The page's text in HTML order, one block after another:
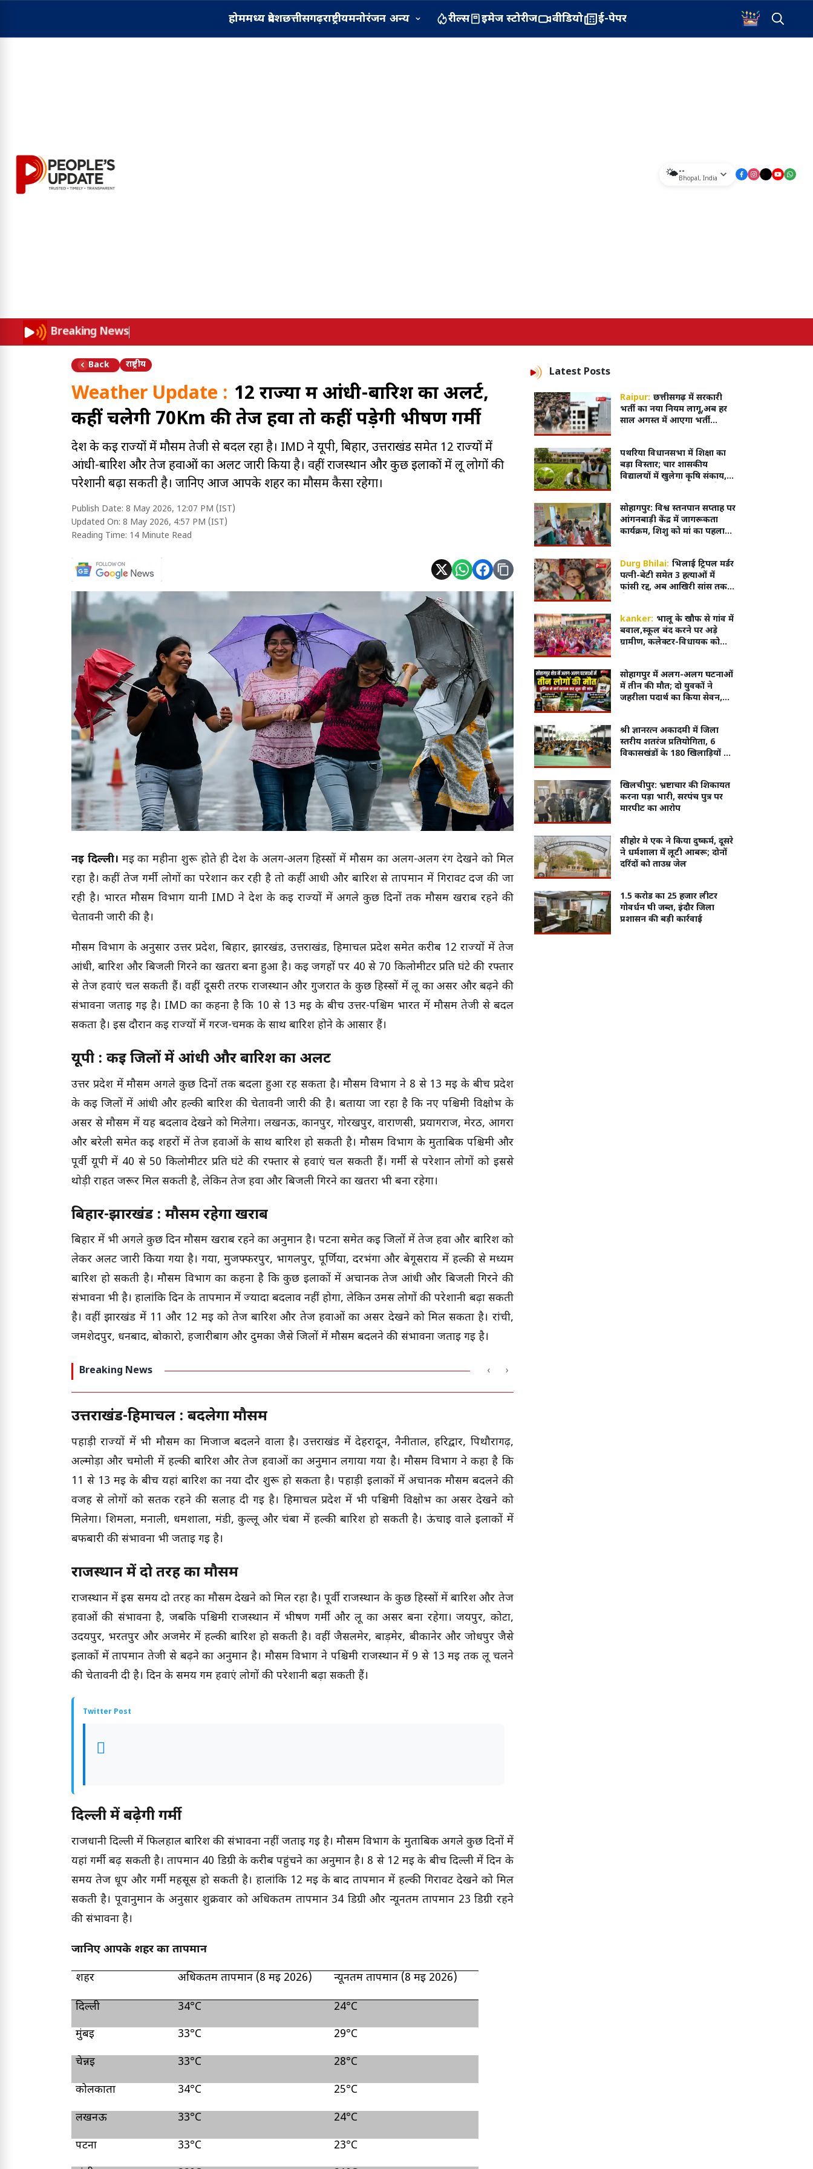
होममध्य प्रदेशछत्तीसगढ़राष्ट्रीयमनोरंजन अन्य रील्स इमेज स्टोरीज वीडियो ई-पेपर
🌤️--
Bhopal , India
Breaking News
Back राष्ट्रीय
Weather Update : 12 राज्यों में आंधी-बारिश का अलर्ट,
कहीं चलेगी 70Km की तेज हवा तो कहीं पड़ेगी भीषण गर्मी
देश के कई राज्यों में मौसम तेजी से बदल रहा है। IMD ने यूपी, बिहार, उत्तराखंड समेत 12 राज्यों में
आंधी-बारिश और तेज हवाओं का अलर्ट जारी किया है। वहीं राजस्थान और कुछ इलाकों में लू लोगों की
परेशानी बढ़ा सकती है। जानिए आज आपके शहर का मौसम कैसा रहेगा।
Publish Date: 8 May 2026, 12:07 PM (IST)
Updated On: 8 May 2026, 4:57 PM (IST)
Reading Time: 14 Minute Read
नई दिल्ली। मई का महीना शुरू होते ही देश के अलग-अलग हिस्सों में मौसम का अलग-अलग रंग देखने को मिल
रहा है। कहीं तेज गर्मी लोगों का परेशान कर रही है तो कहीं आधी और बारिश से तापमान में गिरावट दर्ज की जा
रही है। भारत मौसम विभाग यानी IMD ने देश के कई राज्यों में अगले कुछ दिनों तक मौसम खराब रहने की
चेतावनी जारी की है।
मौसम विभाग के अनुसार उत्तर प्रदेश, बिहार, झारखंड, उत्तराखंड, हिमाचल प्रदेश समेत करीब 12 राज्यों में तेज
आंधी, बारिश और बिजली गिरने का खतरा बना हुआ है। कई जगहों पर 40 से 70 किलोमीटर प्रति घंटे की रफ्तार
से तेज हवाएं चल सकती हैं। वहीं दूसरी तरफ राजस्थान और गुजरात के कुछ हिस्सों में लू का असर और बढ़ने की
संभावना जताई गई है। IMD का कहना है कि 10 से 13 मई के बीच उत्तर-पश्चिम भारत में मौसम तेजी से बदल
सकता है। इस दौरान कई राज्यों में गरज-चमक के साथ बारिश होने के आसार हैं।
यूपी : कई जिलों में आंधी और बारिश का अलर्ट
उत्तर प्रदेश में मौसम अगले कुछ दिनों तक बदला हुआ रह सकता है। मौसम विभाग ने 8 से 13 मई के बीच प्रदेश
के कई जिलों में आंधी और हल्की बारिश की चेतावनी जारी की है। बताया जा रहा है कि नए पश्चिमी विक्षोभ के
असर से मौसम में यह बदलाव देखने को मिलेगा। लखनऊ, कानपुर, गोरखपुर, वाराणसी, प्रयागराज, मेरठ, आगरा
और बरेली समेत कई शहरों में तेज हवाओं के साथ बारिश हो सकती है। मौसम विभाग के मुताबिक पश्चिमी और
पूर्वी यूपी में 40 से 50 किलोमीटर प्रति घंटे की रफ्तार से हवाएं चल सकती हैं। गर्मी से परेशान लोगों को इससे
थोड़ी राहत जरूर मिल सकती है, लेकिन तेज हवा और बिजली गिरने का खतरा भी बना रहेगा।
बिहार-झारखंड : मौसम रहेगा खराब
बिहार में भी अगले कुछ दिन मौसम खराब रहने का अनुमान है। पटना समेत कई जिलों में तेज हवा और बारिश को
लेकर अलर्ट जारी किया गया है। गया, मुजफ्फरपुर, भागलपुर, पूर्णिया, दरभंगा और बेगूसराय में हल्की से मध्यम
बारिश हो सकती है। मौसम विभाग का कहना है कि कुछ इलाकों में अचानक तेज आंधी और बिजली गिरने की
संभावना भी है। हालांकि दिन के तापमान में ज्यादा बदलाव नहीं होगा, लेकिन उमस लोगों की परेशानी बढ़ा सकती
है। वहीं झारखंड में 11 और 12 मई को तेज बारिश और तेज हवाओं का असर देखने को मिल सकता है। रांची,
जमशेदपुर, धनबाद, बोकारो, हजारीबाग और दुमका जैसे जिलों में मौसम बदलने की संभावना जताई गई है।
Breaking News ‹ ›
उत्तराखंड-हिमाचल : बदलेगा मौसम
पहाड़ी राज्यों में भी मौसम का मिजाज बदलने वाला है। उत्तराखंड में देहरादून, नैनीताल, हरिद्वार, पिथौरागढ़,
अल्मोड़ा और चमोली में हल्की बारिश और तेज हवाओं का अनुमान लगाया गया है। मौसम विभाग ने कहा है कि
11 से 13 मई के बीच यहां बारिश का नया दौर शुरू हो सकता है। पहाड़ी इलाकों में अचानक मौसम बदलने की
वजह से लोगों को सतर्क रहने की सलाह दी गई है। हिमाचल प्रदेश में भी पश्चिमी विक्षोभ का असर देखने को
मिलेगा। शिमला, मनाली, धर्मशाला, मंडी, कुल्लू और चंबा में हल्की बारिश हो सकती है। ऊंचाई वाले इलाकों में
बर्फबारी की संभावना भी जताई गई है।
राजस्थान में दो तरह का मौसम
राजस्थान में इस समय दो तरह का मौसम देखने को मिल रहा है। पूर्वी राजस्थान के कुछ हिस्सों में बारिश और तेज
हवाओं की संभावना है, जबकि पश्चिमी राजस्थान में भीषण गर्मी और लू का असर बना रहेगा। जयपुर, कोटा,
उदयपुर, भरतपुर और अजमेर में हल्की बारिश हो सकती है। वहीं जैसलमेर, बाड़मेर, बीकानेर और जोधपुर जैसे
इलाकों में तापमान तेजी से बढ़ने का अनुमान है। मौसम विभाग ने पश्चिमी राजस्थान में 9 से 13 मई तक लू चलने
की चेतावनी दी है। दिन के समय गर्म हवाएं लोगों की परेशानी बढ़ा सकती हैं।
Twitter Post
दिल्ली में बढ़ेगी गर्मी
राजधानी दिल्ली में फिलहाल बारिश की संभावना नहीं जताई गई है। मौसम विभाग के मुताबिक अगले कुछ दिनों में
यहां गर्मी बढ़ सकती है। तापमान 40 डिग्री के करीब पहुंचने का अनुमान है। 8 से 12 मई के बीच दिल्ली में दिन के
समय तेज धूप और गर्मी महसूस हो सकती है। हालांकि 12 मई के बाद तापमान में हल्की गिरावट देखने को मिल
सकती है। पूर्वानुमान के अनुसार शुक्रवार को अधिकतम तापमान 34 डिग्री और न्यूनतम तापमान 23 डिग्री रहने
की संभावना है।
जानिए आपके शहर का तापमान
शहर अधिकतम तापमान (8मई 2026) न्यूनतम तापमान (8मई 2026)
दिल्ली 34°C
24°C
मुंबई
33°C
29°C
चेन्नई
33°C
28°C
कोलकाता
34°C
25°C
लखनऊ
33°C
24°C
पटना
33°C
23°C
Latest Posts
Raipur: छत्तीसगढ़ में सरकारी
भर्ती का नया नियम लागू,अब हर
साल अगस्त में आएगा भर्ती
पथरिया विधानसभा में शिक्षा का
बड़ा विस्तार; चार शासकीय
विद्यालयों में खुलेगा कृषि संकाय,
सोहागपुर: विश्व स्तनपान सप्ताह पर
आंगनबाड़ी केंद्र में जागरूकता
कार्यक्रम, शिशु को मां का पहला
Durg Bhilai: भिलाई ट्रिपल मर्डर
पत्नी-बेटी समेत 3 हत्याओं में
फांसी रद्द, अब आखिरी सांस तक
kanker: भालू के खौफ से गांव में
बवाल,स्कूल बंद करने पर अड़े
ग्रामीण, कलेक्टर-विधायक को
सोहागपुर में अलग-अलग घटनाओं
में तीन की मौत; दो युवकों ने
जहरीला पदार्थ का किया सेवन,
श्री ज्ञानरत्न अकादमी में जिला
स्तरीय शतरंज प्रतियोगिता, 6
विकासखंडों के 180 खिलाड़ियों ने
खिलचीपुर: भ्रष्टाचार की शिकायत
करना पड़ा भारी, सरपंच पुत्र पर
मारपीट का आरोप
सीहोर मे एक ने किया दुष्कर्म, दूसरे
ने धर्मशाला में लूटी आबरू; दोनों
दरिंदों को ताउम्र जेल
1.5 करोड का 25 हजार लीटर
गोवर्धन घी जब्त, इंदौर जिला
प्रशासन की बड़ी कार्रवाई